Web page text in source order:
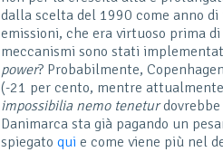
dalla scelta del 1990 come anno
emissioni, che era virtuoso prima
meccanismi sono stati
power? Probabilmente,
(-21 per cento, mentre
impossibilia nemo tenetur
Danimarca sta già pagando un
spiegatoqui e come viene più nel